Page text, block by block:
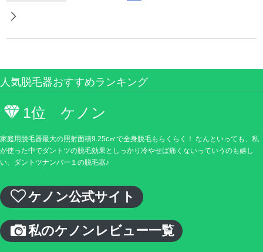
人気脱毛器おすすめランキング
1位 ケノン
家庭用脱毛器最大の照射面積9.25c㎡で全身脱毛もらくらく！ なんといっても、私
が使った中でダントツの脱毛効果としっかり冷やせば痛くないっていうのも嬉し
い、ダントツナンバー１の脱毛器♪
ケノン公式サイト
私のケノンレビュー一覧